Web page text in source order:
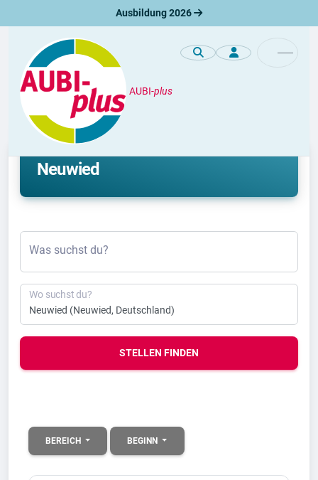
Ausbildung 2026
AUBI-plus
Duales Studium
Aktuelle duale Studienplätze in
Neuwied
Was suchst du?
Wo suchst du?
STELLEN FINDEN
BEREICH BEGINN